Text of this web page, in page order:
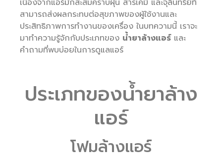
เนื่องจากแอร์มักสะสมคราบฝุ่น สารเคมี และจุลินทรีย์ที่
สามารถส่งผลกระทบต่อสุขภาพของผู้ใช้งานและ
ประสิทธิภาพการทำงานของเครื่อง ในบทความนี้ เราจะ
มาทำความรู้จักกับประเภทของ น้ำยาล้างแอร์และ
คำถามที่พบบ่อยในการดูแลแอร์
ประเภทของน้ำยาล้าง
แอร์
โฟมล้างแอร์